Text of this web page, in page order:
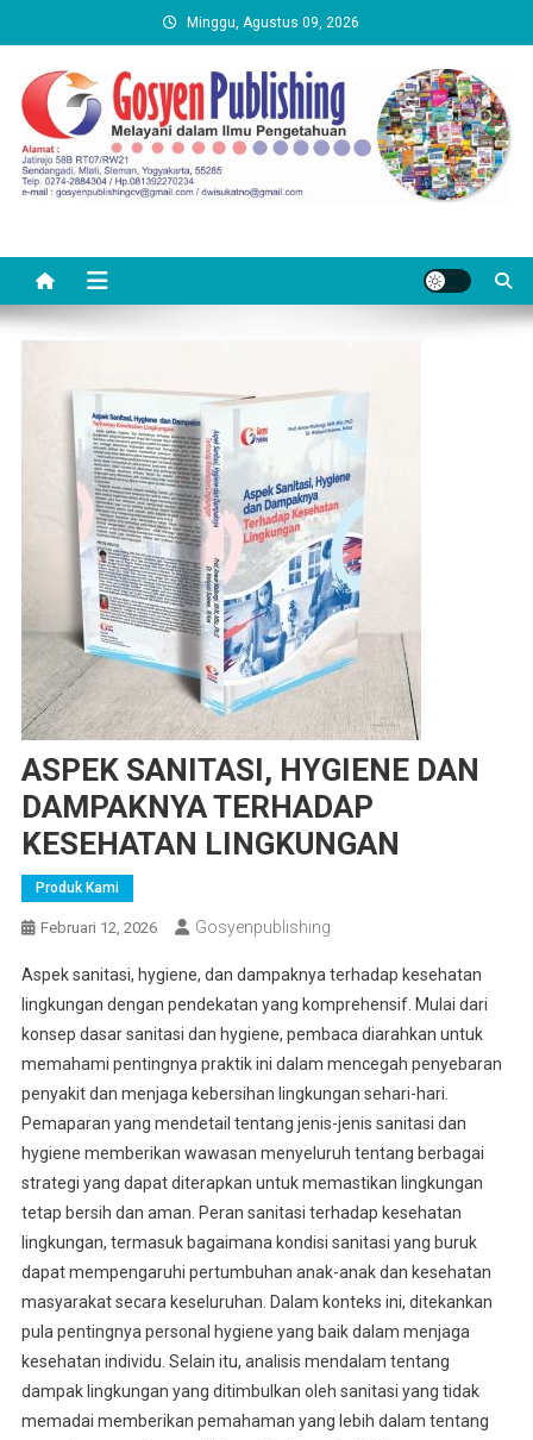
to
content
Minggu, Agustus 09, 2026
ASPEK SANITASI, HYGIENE DAN
DAMPAKNYA TERHADAP
KESEHATAN LINGKUNGAN
Produk Kami
Februari 12, 2026 Gosyenpublishing
Aspek sanitasi, hygiene, dan dampaknya terhadap kesehatan
lingkungan dengan pendekatan yang komprehensif. Mulai dari
konsep dasar sanitasi dan hygiene, pembaca diarahkan untuk
memahami pentingnya praktik ini dalam mencegah penyebaran
penyakit dan menjaga kebersihan lingkungan sehari-hari.
Pemaparan yang mendetail tentang jenis-jenis sanitasi dan
hygiene memberikan wawasan menyeluruh tentang berbagai
strategi yang dapat diterapkan untuk memastikan lingkungan
tetap bersih dan aman. Peran sanitasi terhadap kesehatan
lingkungan, termasuk bagaimana kondisi sanitasi yang buruk
dapat mempengaruhi pertumbuhan anak-anak dan kesehatan
masyarakat secara keseluruhan. Dalam konteks ini, ditekankan
pula pentingnya personal hygiene yang baik dalam menjaga
kesehatan individu. Selain itu, analisis mendalam tentang
dampak lingkungan yang ditimbulkan oleh sanitasi yang tidak
memadai memberikan pemahaman yang lebih dalam tentang